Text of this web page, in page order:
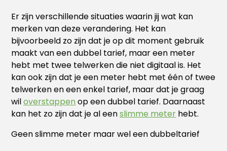
Er zijn verschillende situaties waarin jij wat kan
merken van deze verandering. Het kan
bijvoorbeeld zo zijn dat je op dit moment gebruik
maakt van een dubbel tarief, maar een meter
hebt met twee telwerken die niet digitaal is. Het
kan ook zijn dat je een meter hebt met één of twee
telwerken en een enkel tarief, maar dat je graag
wiloverstappenop een dubbel tarief. Daarnaast
kan het zo zijn dat je al eenslimme meter hebt.
Geen slimme meter maar wel een dubbeltarief